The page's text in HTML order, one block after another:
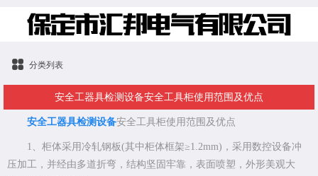
分类列表
安全工器具检测设备安全工具柜使用范围及优点
安全工器具检测设备安全工具柜使用范围及优点
1、柜体采用冷轧钢板(其中柜体框架≥1.2mm)，采用数控设备冲
压加工，并经由多道折弯，结构坚固牢靠，表面喷塑，外形美观大